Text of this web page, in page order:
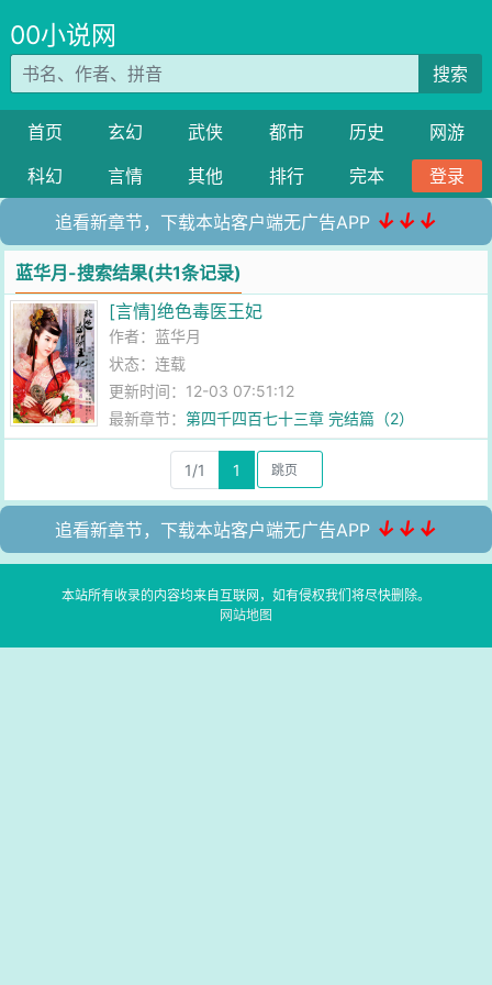
00小说网
搜索
首页 玄幻 武侠 都市 历史
网游
科幻
言情 其他 排行 完本 登录
追看新章节，下载本站客户端无广告APP ↓↓↓
蓝华月-搜索结果(共1条记录)
[言情]绝色毒医王妃
作者： 蓝华月
状态：连载
更新时间：12-03 07:51:12
最新章节：第四千四百七十三章 完结篇（2）
1/1 1
追看新章节，下载本站客户端无广告APP ↓↓↓
本站所有收录的内容均来自互联网，如有侵权我们将尽快删除。
网站地图